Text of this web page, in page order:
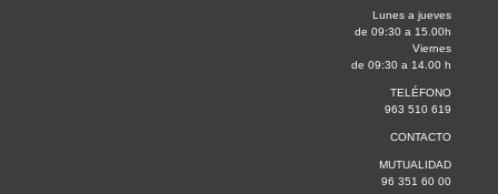
Lunes a jueves
de 09:30 a 15.00h
Viernes
de 09:30 a 14.00 h
TELÉFONO
963 510 619
CONTACTO
MUTUALIDAD
96 351 60 00